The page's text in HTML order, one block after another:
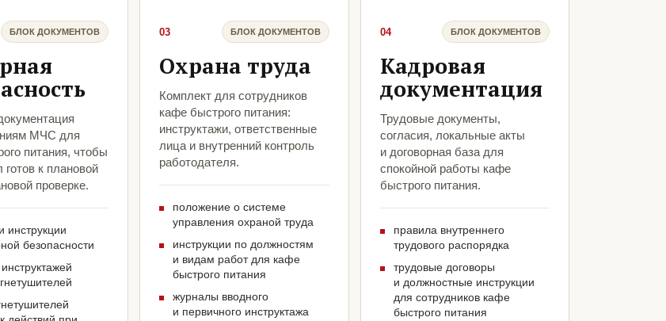
БЛОК ДОКУМЕНТОВ
МЧС для
питания, чтобы
к плановой
проверке.
инструкции
безопасности
03 БЛОК ДОКУМЕНТОВ
Охрана труда
Комплект для сотрудников
кафе быстрого питания:
инструктажи, ответственные
лица и внутренний контроль
работодателя.
положение о системе
управления охраной труда
инструкции по должностям
и видам работ для кафе
быстрого питания
журналы вводного
и первичного инструктажа
04 БЛОК ДОКУМЕНТОВ
Кадровая
документация
Трудовые документы,
согласия, локальные акты
и договорная база для
спокойной работы кафе
быстрого питания.
правила внутреннего
трудового распорядка
трудовые договоры
и должностные инструкции
для сотрудников кафе
быстрого питания